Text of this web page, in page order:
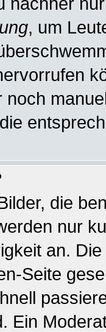
, um
noch
die
nur
an.
Seite
Ein